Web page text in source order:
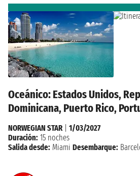
Oceánico: Estados Unidos,
Dominicana, Puerto Rico,
NORWEGIAN STAR
1/03/2027
Duración: 15 noches
Salida desde: Miami Desembarque: